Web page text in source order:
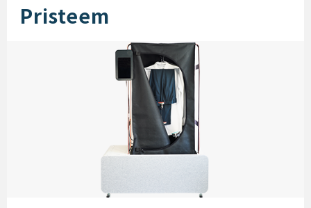
Pristeem